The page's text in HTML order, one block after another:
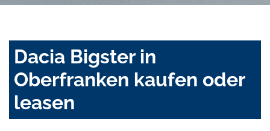
Dacia Bigster in
Oberfranken kaufen oder
leasen